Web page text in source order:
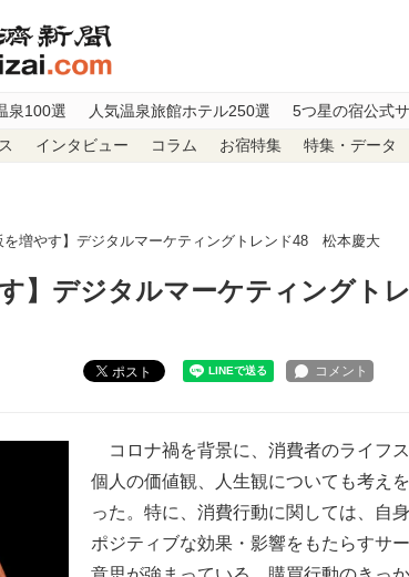
泉100選 人気温泉旅館ホテル250選 5つ星の宿公式
インタビュー コラム お宿特集 特集・データ
を増やす】デジタルマーケティングトレンド48 松本慶大
す】デジタルマーケティング
ポスト
コロナ禍を背景に、消費者のライフス
個人の価値観、人生観についても考え
った。特に、消費行動に関しては、自
ポジティブな効果・影響をもたらすサ